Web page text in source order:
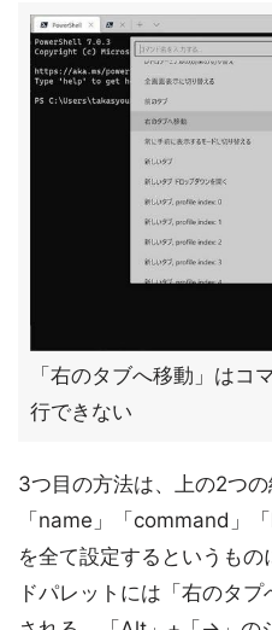
「右のタブへ移動」はコ
行できない
3つ目の方法は、上の2つ
「name」「command」
を全て設定するというも
ドパレットには「右のタ